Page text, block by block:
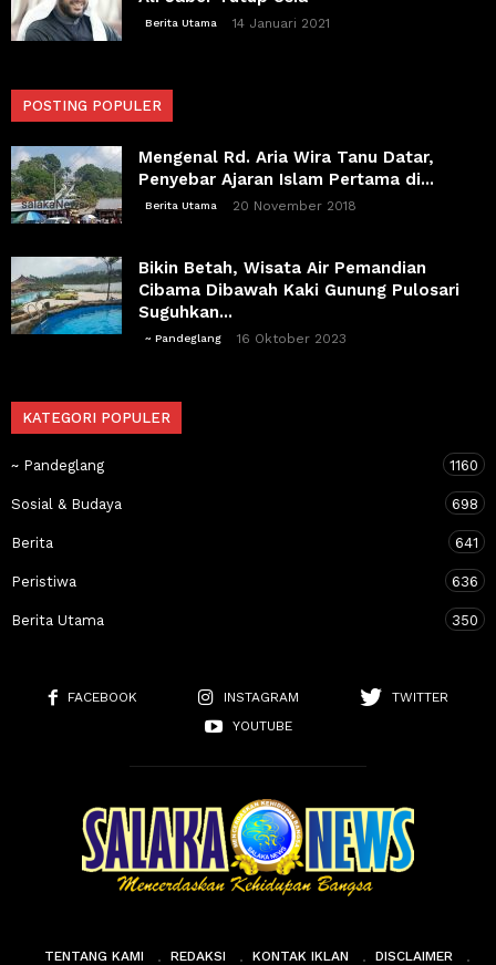
Berita Utama 14 Januari 2021
POSTING POPULER
Mengenal Rd. Aria Wira Tanu Datar,
Penyebar Ajaran Islam Pertama di...
Berita Utama 20 November 2018
Bikin Betah, Wisata Air Pemandian
Cibama Dibawah Kaki Gunung Pulosari
Suguhkan...
~ Pandeglang 16 Oktober 2023
KATEGORI POPULER
~ Pandeglang 1160
Sosial & Budaya 698
Berita 641
Peristiwa 636
Berita Utama 350
FACEBOOK INSTAGRAM
TWITTER
YOUTUBE
TENTANG KAMI REDAKSI KONTAK IKLAN DISCLAIMER